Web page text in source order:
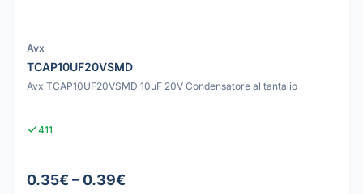
Avx
TCAP10UF20VSMD
Avx TCAP10UF20VSMD 10uF 20V Condensatore al tantalio
411
0.35€ – 0.39€